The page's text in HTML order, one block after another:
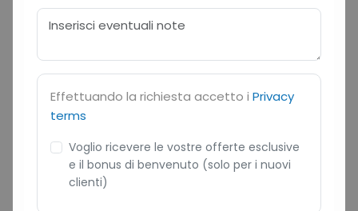
Effettuando la richiesta accetto i Privacy
terms
Voglio ricevere le vostre offerte esclusive
e il bonus di benvenuto (solo per i nuovi
clienti)